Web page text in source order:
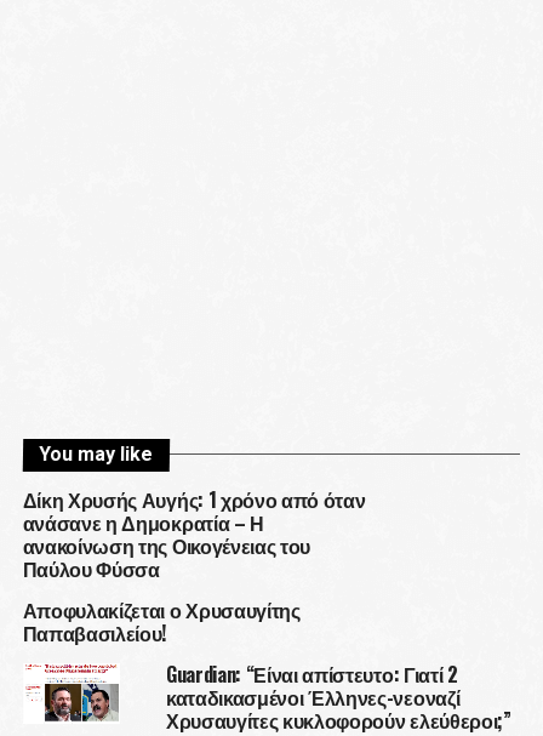
You may like
Δίκη Χρυσής Αυγής: 1 χρόνο από όταν
ανάσανε η Δημοκρατία – Η
ανακοίνωση της Οικογένειας του
Παύλου Φύσσα
Αποφυλακίζεται ο Χρυσαυγίτης
Παπαβασιλείου!
Guardian: “Είναι απίστευτο: Γιατί 2
καταδικασμένοι Έλληνες-νεοναζί
Χρυσαυγίτες κυκλοφορούν ελεύθεροι;”